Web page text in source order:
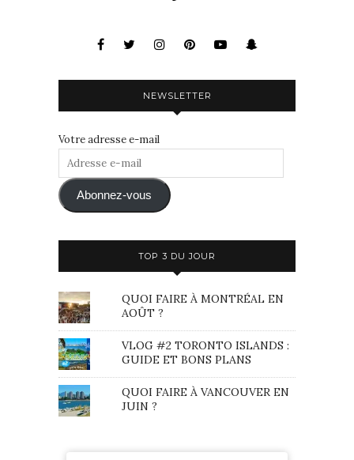
NEWSLETTER
Votre adresse e-mail
Adresse
mail Abonnez-vous
TOP 3 DU JOUR
QUOI FAIRE À MONTRÉAL EN
AOÛT ?
VLOG #2 TORONTO ISLANDS :
GUIDE ET BONS PLANS
QUOI FAIRE À VANCOUVER EN
JUIN ?